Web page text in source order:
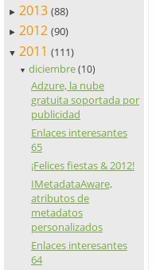
► 2013 (88)
► 2012 (90)
▼ 2011 (111)
▼ diciembre (10)
Adzure, la nube
gratuita soportada por
publicidad
Enlaces interesantes
65
¡Felices fiestas & 2012!
IMetadataAware,
atributos de
metadatos
personalizados
Enlaces interesantes
64